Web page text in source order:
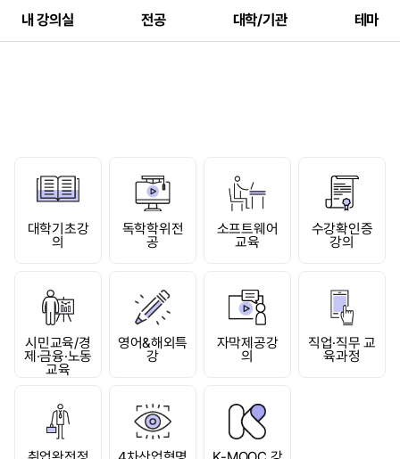
내 강의실 전공 대학/기관 테마
대학기초강
의
독학학위전
공
소프트웨어
교육
수강확인증
강의
시민교육/경
제·금융·노동
교육
영어&해외특
강
자막제공강
의
직업·직무 교
육과정